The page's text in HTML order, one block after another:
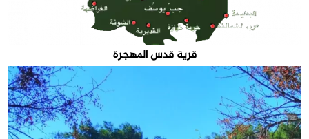
قرية قدس المهجرة